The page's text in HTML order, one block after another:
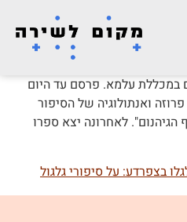
במכללת עלמא. פרסם עד היום
ואנתולוגיה של הסיפור
לאחרונה יצא ספרו
בצפרדע: על סיפורי גלגול